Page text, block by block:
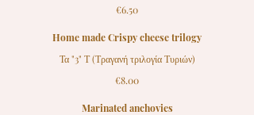
€6.50
Home made Crispy cheese trilogy
Τα "3" Τ (Τραγανή τριλογία Τυριών)
€8.00
Marinated anchovies